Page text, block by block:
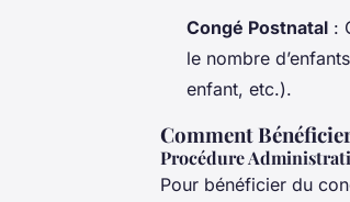
Congé Postnatal :
le nombre
enfant, etc.).
Comment
Procédure
Pour bénéficier du